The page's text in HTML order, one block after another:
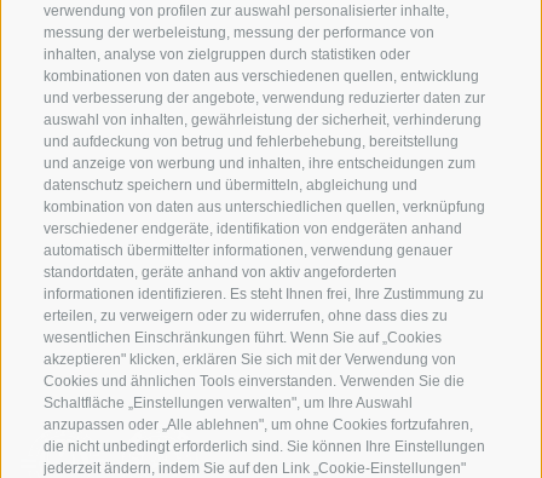
verwendung von profilen zur auswahl personalisierter inhalte,
messung der werbeleistung, messung der performance von
inhalten, analyse von zielgruppen durch statistiken oder
kombinationen von daten aus verschiedenen quellen, entwicklung
und verbesserung der angebote, verwendung reduzierter daten zur
auswahl von inhalten, gewährleistung der sicherheit, verhinderung
und aufdeckung von betrug und fehlerbehebung, bereitstellung
und anzeige von werbung und inhalten, ihre entscheidungen zum
datenschutz speichern und übermitteln, abgleichung und
kombination von daten aus unterschiedlichen quellen, verknüpfung
verschiedener endgeräte, identifikation von endgeräten anhand
automatisch übermittelter informationen, verwendung genauer
standortdaten, geräte anhand von aktiv angeforderten
informationen identifizieren. Es steht Ihnen frei, Ihre Zustimmung zu
erteilen, zu verweigern oder zu widerrufen, ohne dass dies zu
wesentlichen Einschränkungen führt. Wenn Sie auf „Cookies
akzeptieren" klicken, erklären Sie sich mit der Verwendung von
Cookies und ähnlichen Tools einverstanden. Verwenden Sie die
Schaltfläche „Einstellungen verwalten", um Ihre Auswahl
anzupassen oder „Alle ablehnen", um ohne Cookies fortzufahren,
die nicht unbedingt erforderlich sind. Sie können Ihre Einstellungen
jederzeit ändern, indem Sie auf den Link „Cookie-Einstellungen"
FAQ & AGB
Schwierigkeitseinteilung
Reisetaschen & Dry Bag
Newsletter
Leihausrüstung
Login
Bezahlung
Partner
Pauschalreiserichtlinie
Sommerprogramm